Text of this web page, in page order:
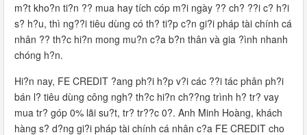
m?t kho?n ti?n ?? mua hay tích cóp m?i ngày ?? ch? ??i c? h?i
s? h?u, thì ng??i tiêu dùng có th? ti?p c?n gi?i pháp tài chính cá
nhân ?? th?c hi?n mong mu?n c?a b?n thân và gia ?ình nhanh
chóng h?n.
Hi?n nay, FE CREDIT ?ang ph?i h?p v?i các ??i tác phân ph?i
bán l? tiêu dùng công ngh? th?c hi?n ch??ng trình h? tr? vay
mua tr? góp 0% lãi su?t, tr? tr??c 0?. Anh Minh Hoàng, khách
hàng s? d?ng gi?i pháp tài chính cá nhân c?a FE CREDIT cho